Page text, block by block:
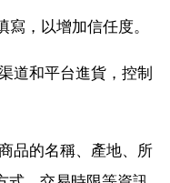
，以增加信任度。
道和平台進貨，控制
品的名稱、產地、所